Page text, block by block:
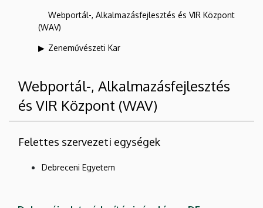
Webportál-, Alkalmazásfejlesztés és VIR Központ
(WAV)
Zeneművészeti Kar
Webportál-, Alkalmazásfejlesztés
és VIR Központ (WAV)
Felettes szervezeti egységek
Debreceni Egyetem